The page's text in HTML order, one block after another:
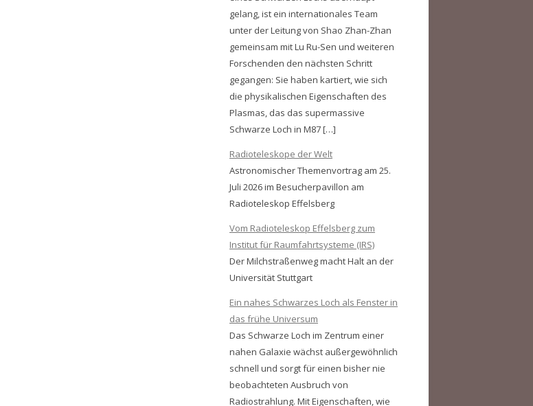
gelang, ist ein internationales Team
unter der Leitung von Shao Zhan-Zhan
gemeinsam mit Lu Ru-Sen und weiteren
Forschenden den nächsten Schritt
gegangen: Sie haben kartiert, wie sich
die physikalischen Eigenschaften des
Plasmas, das das supermassive
Schwarze Loch in M87 […]
Radioteleskope der Welt
Astronomischer Themenvortrag am 25.
Juli 2026 im Besucherpavillon am
Radioteleskop Effelsberg
Vom Radioteleskop Effelsberg zum
Institut für Raumfahrtsysteme (IRS)
Der Milchstraßenweg macht Halt an der
Universität Stuttgart
Ein nahes Schwarzes Loch als Fenster in
das frühe Universum
Das Schwarze Loch im Zentrum einer
nahen Galaxie wächst außergewöhnlich
schnell und sorgt für einen bisher nie
beobachteten Ausbruch von
Radiostrahlung. Mit Eigenschaften, wie